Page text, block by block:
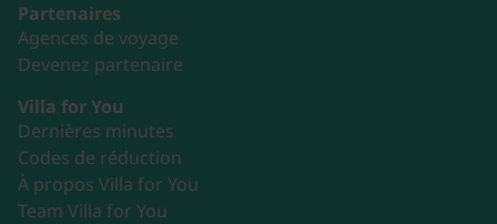
Partenaires
Agences de voyage
Devenez partenaire
Villa for You
Dernières minutes
Codes de réduction
À propos Villa for You
Team Villa for You